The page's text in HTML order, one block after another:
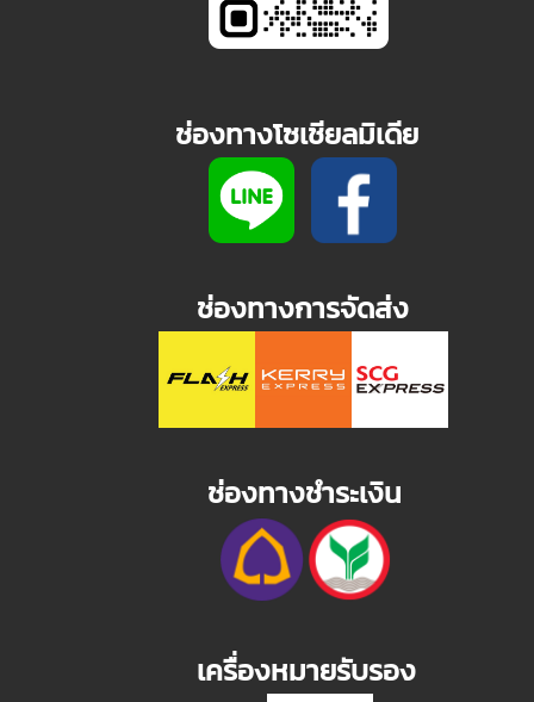
ช่องทางโซเชียลมิเดีย
ช่องทางการจัดส่ง
ช่องทางชำระเงิน
เครื่องหมายรับรอง